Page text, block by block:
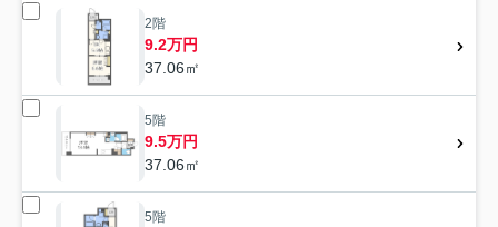
2階
9.2万円
37.06㎡
5階
9.5万円
37.06㎡
5階